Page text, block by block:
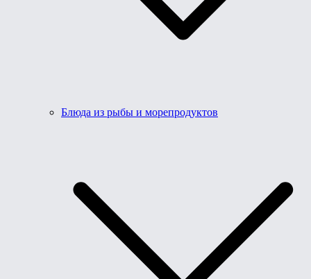
Блюда из рыбы и морепродуктов